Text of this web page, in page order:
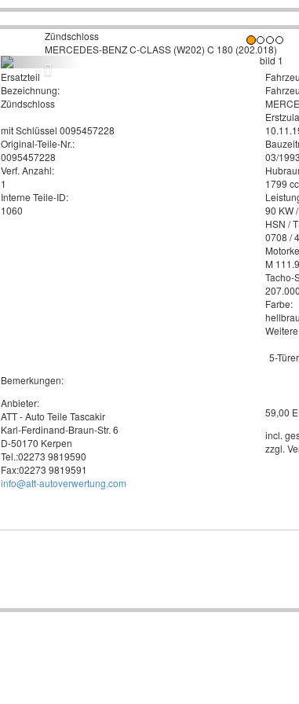
Zündschloss
MERCEDES-BENZ C-CLASS (W202) C 180 (202.018)
Ersatzteil
Bezeichnung:
Zündschloss
mit Schlüssel 0095457228
Original-Teile-Nr.:
0095457228
Verf. Anzahl:
1
Interne Teile-ID:
1060
03/
1799
90 KW
HSN /
0708 /
M
Tacho-
207.000
Farbe:
5-
Bemerkungen:
Anbieter:
ATT - Auto Teile Tascakir
Karl-Ferdinand-Braun-Str. 6
D-50170 Kerpen
Tel.:02273 9819590
Fax:02273 9819591
info@att-autoverwertung.com
59,00
incl.
zzgl.